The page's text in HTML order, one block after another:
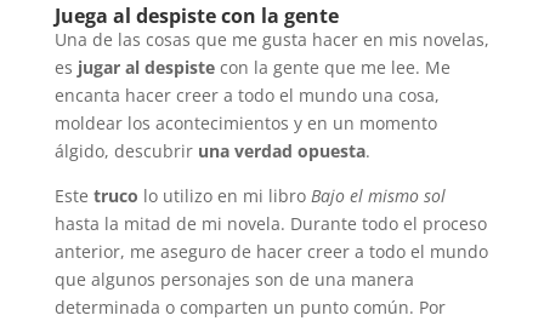
Juega al despiste con la gente
Una de las cosas que me gusta hacer en mis novelas,
es jugar al despistecon la gente que me lee. Me
encanta hacer creer a todo el mundo una cosa,
moldear los acontecimientos y en un momento
álgido, descubrir una verdad opuesta.
Este truco lo utilizo en mi libro Bajo el mismo sol
hasta la mitad de mi novela. Durante todo el proceso
anterior, me aseguro de hacer creer a todo el mundo
que algunos personajes son de una manera
determinada o comparten un punto común. Por